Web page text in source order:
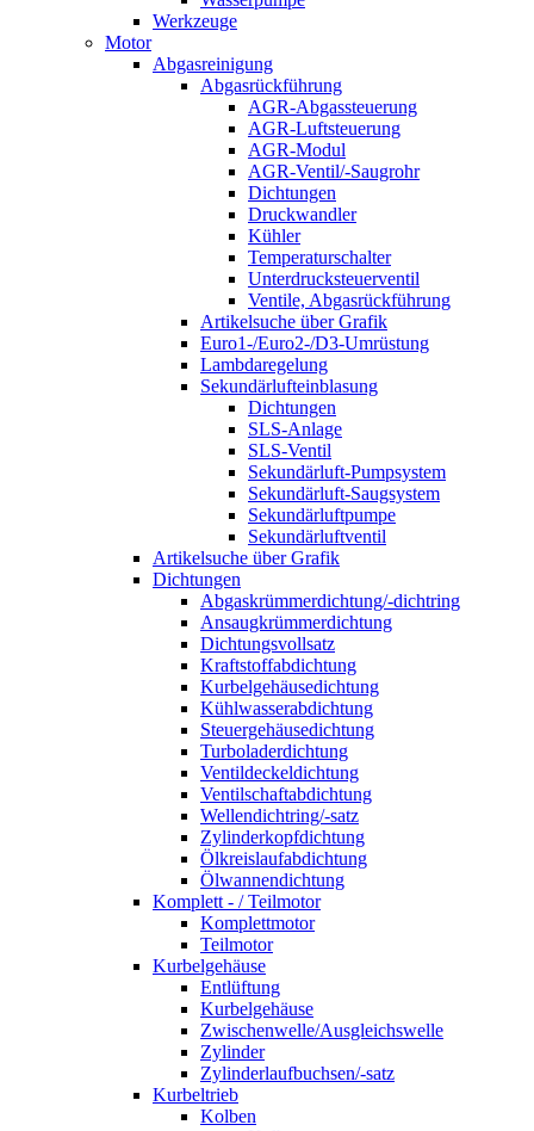
Werkzeuge
Motor
Abgasreinigung
Abgasrückführung
AGR-Abgassteuerung
AGR-Luftsteuerung
AGR-Modul
AGR-Ventil/-Saugrohr
Dichtungen
Druckwandler
Kühler
Temperaturschalter
Unterdrucksteuerventil
Ventile, Abgasrückführung
Artikelsuche über Grafik
Euro1-/Euro2-/D3-Umrüstung
Lambdaregelung
Sekundärlufteinblasung
Dichtungen
SLS-Anlage
SLS-Ventil
Sekundärluft-Pumpsystem
Sekundärluft-Saugsystem
Sekundärluftpumpe
Sekundärluftventil
Artikelsuche über Grafik
Dichtungen
Abgaskrümmerdichtung/-dichtring
Ansaugkrümmerdichtung
Dichtungsvollsatz
Kraftstoffabdichtung
Kurbelgehäusedichtung
Kühlwasserabdichtung
Steuergehäusedichtung
Turboladerdichtung
Ventildeckeldichtung
Ventilschaftabdichtung
Wellendichtring/-satz
Zylinderkopfdichtung
Ölkreislaufabdichtung
Ölwannendichtung
Komplett - / Teilmotor
Komplettmotor
Teilmotor
Kurbelgehäuse
Entlüftung
Kurbelgehäuse
Zwischenwelle/Ausgleichswelle
Zylinder
Zylinderlaufbuchsen/-satz
Kurbeltrieb
Kolben